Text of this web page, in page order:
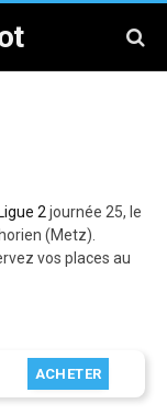
Ligue 2 journée 25, le
(Metz).
vos places au
ACHETER